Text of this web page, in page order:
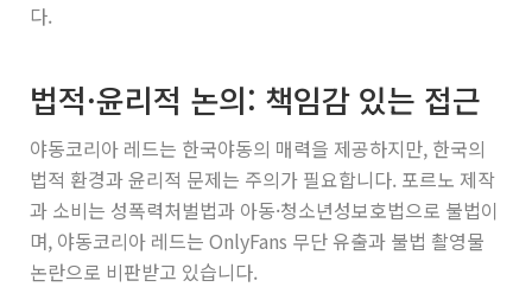
다.
법적·윤리적 논의: 책임감 있는 접근
야동코리아 레드는 한국야동의 매력을 제공하지만, 한국의
법적 환경과 윤리적 문제는 주의가 필요합니다. 포르노 제작
과 소비는 성폭력처벌법과 아동·청소년성보호법으로 불법이
며, 야동코리아 레드는 OnlyFans 무단 유출과 불법 촬영물
논란으로 비판받고 있습니다.